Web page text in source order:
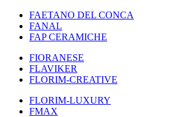
FAETANO DEL CONCA
FANAL
FAP CERAMICHE
FIORANESE
FLAVIKER
FLORIM-CREATIVE
FLORIM-LUXURY
FMAX